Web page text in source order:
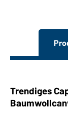
Trendiges